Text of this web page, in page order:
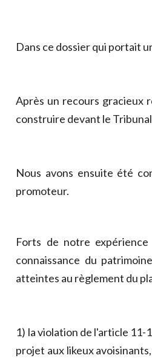
Dans ce dossier qui portait
Après un recours gracieux
construire devant le
Nous avons ensuite été
promoteur.
Forts de notre
connaissance du
atteintes au règlement du
1) la violation de l'article
projet aux likeux